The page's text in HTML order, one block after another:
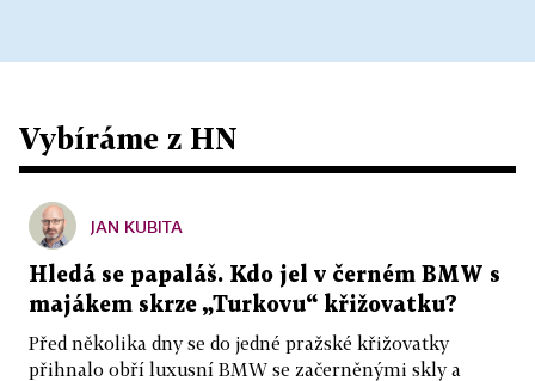
Vybíráme z HN
JAN KUBITA
Hledá se papaláš. Kdo jel v černém BMW s
majákem skrze „Turkovu“ křižovatku?
Před několika dny se do jedné pražské křižovatky
přihnalo obří luxusní BMW se začerněnými skly a